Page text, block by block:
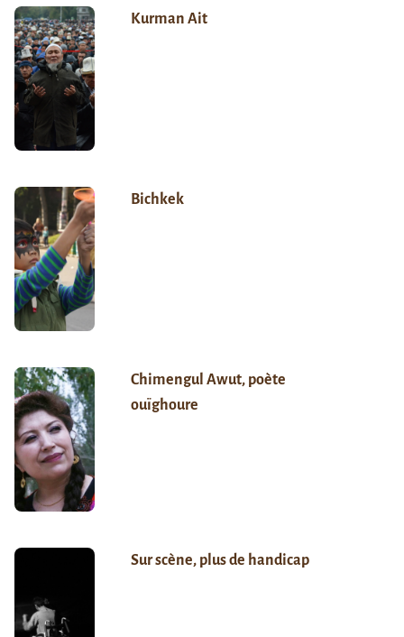
Kurman Ait
Bichkek
Chimengul Awut, poète
ouïghoure
Sur scène, plus de handicap